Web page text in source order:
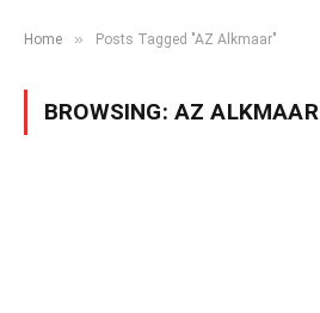
Home » Posts Tagged "AZ Alkmaar"
BROWSING: AZ ALKMAAR